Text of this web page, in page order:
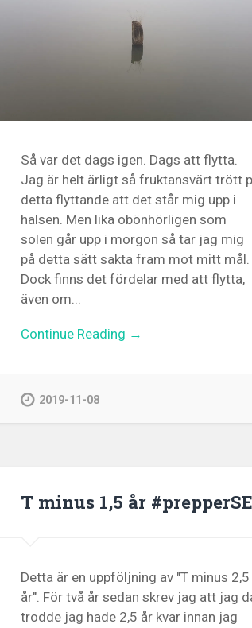
Så var det dags igen. Dags att flytta.
Jag är helt ärligt så fruktansvärt trött
detta flyttande att det står mig upp i
halsen. Men lika obönhörligen som
solen går upp i morgon så tar jag mig
på detta sätt sakta fram mot mitt mål.
Dock finns det fördelar med att flytta,
även om...
Continue Reading →
2019-11-08
T minus 1,5 år #prepperSE
Detta är en uppföljning av "T minus 2,5
år". För två år sedan skrev jag att jag
trodde jag hade 2,5 år kvar innan jag